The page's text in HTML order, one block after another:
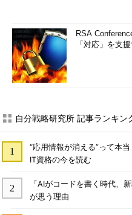
RSA
「対応」を支
自分戦略研究所 記事ランキン
“応用情報が消える”って本
IT資格の今を読む
「AIがコードを書く時代、
が思う理由